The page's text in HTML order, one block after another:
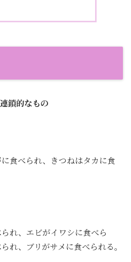
鎖的なもの
食べられ、きつねはタカに食
れ、エビがイワシに食べら
れ、ブリがサメに食べられる。